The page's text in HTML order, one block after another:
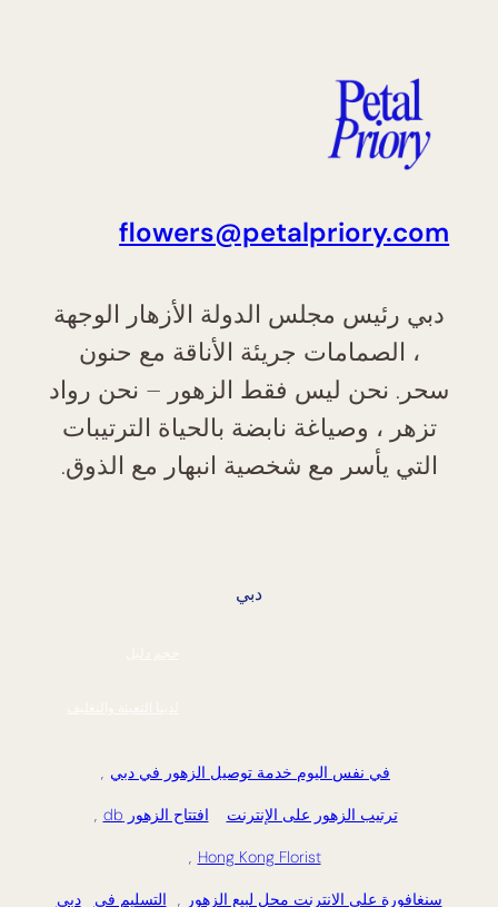
flowers@petalpriory.com
دبي رئيس مجلس الدولة الأزهار الوجهة
، الصمامات جريئة الأناقة مع حنون
سحر. نحن ليس فقط الزهور – نحن رواد
تزهر ، وصياغة نابضة بالحياة الترتيبات
التي يأسر مع شخصية انبهار مع الذوق.
دبي
في نفس اليوم خدمة توصيل الزهور في دبي ,
ترتيب الزهور على الإنترنت افتتاح الزهور db ,
Hong Kong Florist
,
سنغافورة على الانترنت محل لبيع الزهور , التسليم في دبي